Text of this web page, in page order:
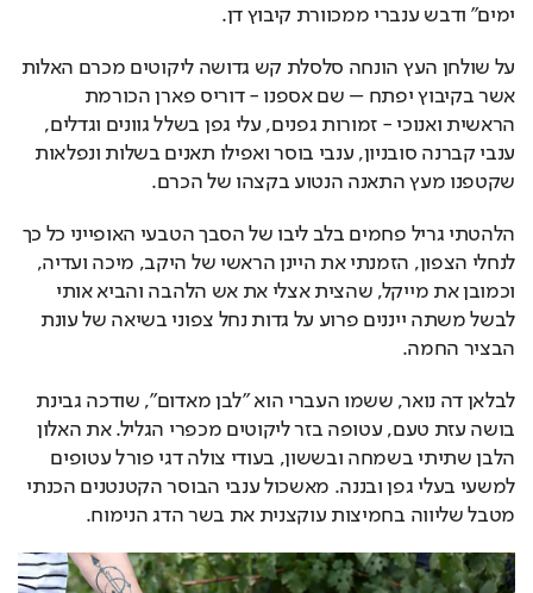
ימים״ ודבש ענברי ממכוורת קיבוץ דן.
על שולחן העץ הונחה סלסלת קש גדושה ליקוטים מכרם האלות
אשר בקיבוץ יפתח – שם אספנו - דוריס פארן הכורמת
הראשית ואנוכי - זמורות גפנים, עלי גפן בשלל גוונים וגדלים,
ענבי קברנה סובניון, ענבי בוסר ואפילו תאנים בשלות ונפלאות
שקטפנו מעץ התאנה הנטוע בקצהו של הכרם.
הלהטתי גריל פחמים בלב ליבו של הסבך הטבעי האופייני כל כך
לנחלי הצפון, הזמנתי את היינן הראשי של היקב, מיכה ועדיה,
וכמובן את מייקל, שהצית אצלי את אש הלהבה והביא אותי
לבשל משתה ייננים פרוע על גדות נחל צפוני בשיאה של עונת
הבציר החמה.
לבלאן דה נואר, ששמו העברי הוא "לבן מאדום", שודכה גבינת
בושה עזת טעם, עטופה בזר ליקוטים מכפרי הגליל. את האלון
הלבן שתיתי בשמחה ובששון, בעודי צולה דגי פורל עטופים
למשעי בעלי גפן ובננה. מאשכול ענבי הבוסר הקטנטנים הכנתי
מטבל שליווה בחמיצות עוקצנית את בשר הדג הנימוח.